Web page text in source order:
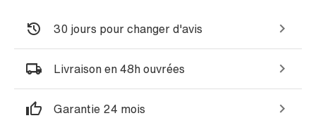
30 jours pour changer d'avis
Livraison en 48h ouvrées
Garantie 24 mois